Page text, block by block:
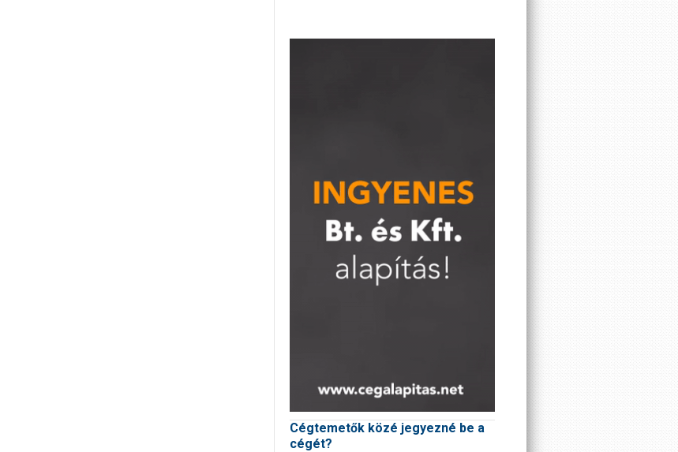
Cégtemetők közé jegyezné be a
cégét?